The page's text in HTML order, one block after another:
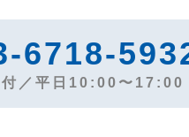
6718-
付／平日10:00〜17:00